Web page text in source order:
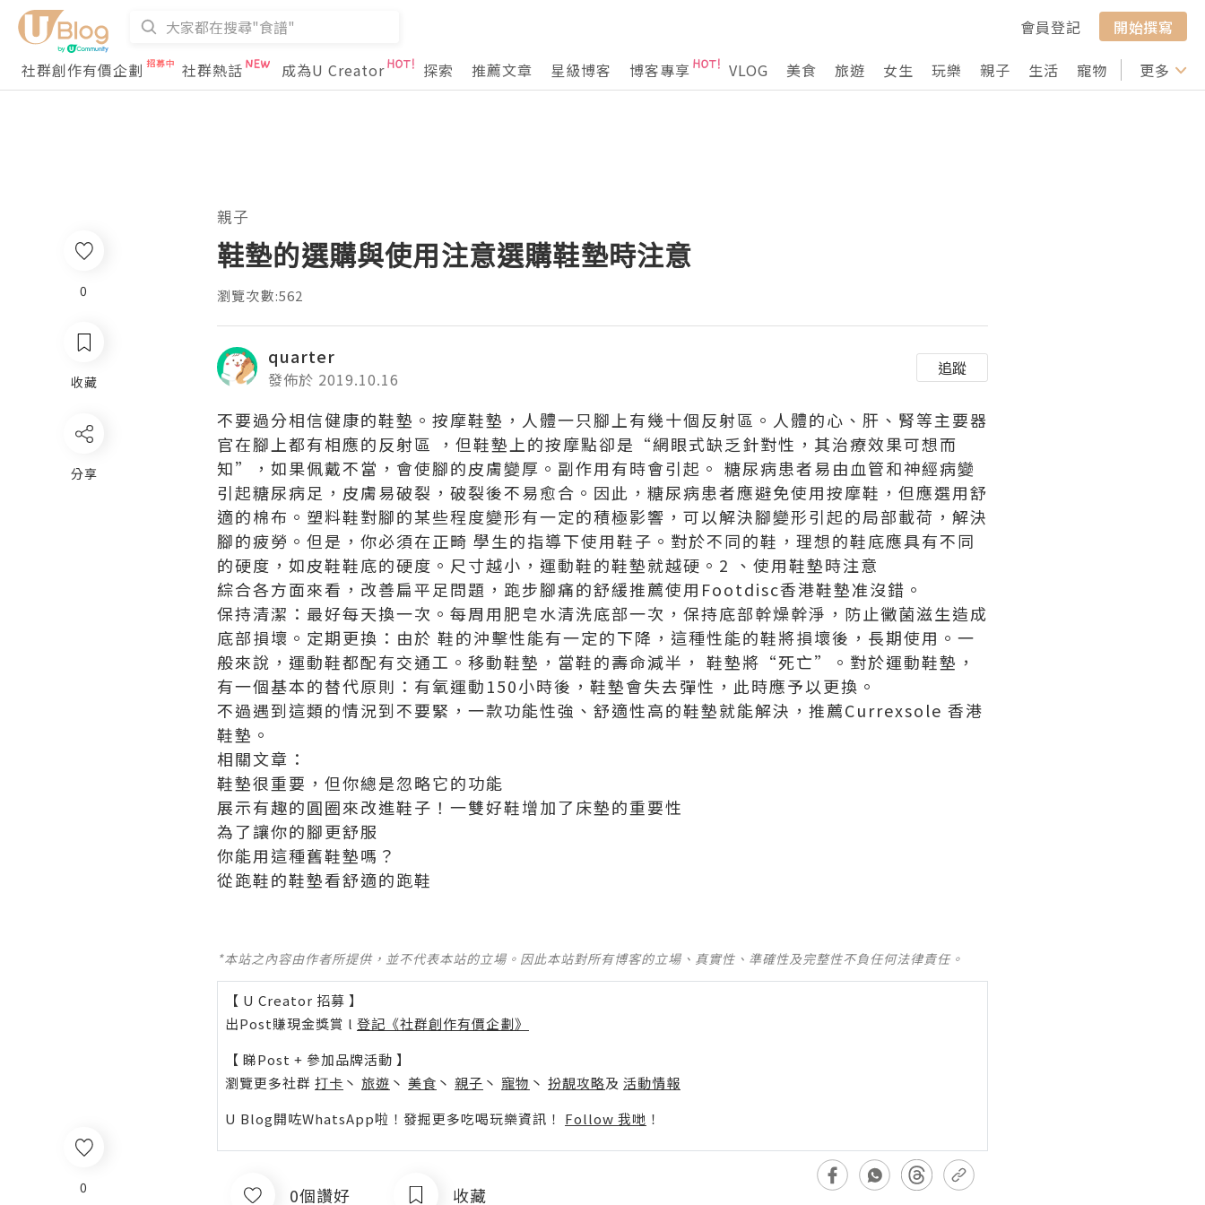
會員登記
開始撰寫
社群創作有價企劃
社群熱話 成為U Creator 探索 推薦文章 星級博客 博客專享 VLOG 美食 旅遊 女生 玩樂 親子 生活 寵物 行山 打卡
更多
0
親子
鞋墊的選購與使用注意選購鞋墊時注意
瀏覽次數:562
quarter
發佈於 2019.10.16
追蹤
不要過分相信健康的鞋墊。按摩鞋墊，人體一只腳上有幾十個反射區。人體的心、肝、腎等主要器
官在腳上都有相應的反射區 ，但鞋墊上的按摩點卻是“網眼式缺乏針對性，其治療效果可想而
知”，如果佩戴不當，會使腳的皮膚變厚。副作用有時會引起。 糖尿病患者易由血管和神經病變
引起糖尿病足，皮膚易破裂，破裂後不易愈合。因此，糖尿病患者應避免使用按摩鞋，但應選用舒
適的棉布。塑料鞋對腳的某些程度變形有一定的積極影響，可以解決腳變形引起的局部載荷，解決
腳的疲勞。但是，你必須在正畸 學生的指導下使用鞋子。對於不同的鞋，理想的鞋底應具有不同
的硬度，如皮鞋鞋底的硬度。尺寸越小，運動鞋的鞋墊就越硬。2 、使用鞋墊時注意
綜合各方面來看，改善扁平足問題， 跑步腳痛的舒緩推薦使用Footdisc香港鞋墊准沒錯。
保持清潔：最好每天換一次。每周用肥皂水清洗底部一次，保持底部幹燥幹淨，防止黴菌滋生造成
底部損壞。定期更換：由於 鞋的沖擊性能有一定的下降，這種性能的鞋將損壞後，長期使用。一
般來說，運動鞋都配有交通工。移動鞋墊，當鞋的壽命減半， 鞋墊將“死亡”。對於運動鞋墊，
有一個基本的替代原則：有氧運動150小時後，鞋墊會失去彈性，此時應予以更換。
不過遇到這類的情況到不要緊，一款功能性強、舒適性高的鞋墊就能解決，推薦Currexsole 香港
鞋墊。
相關文章：
鞋墊很重要，但你總是忽略它的功能
展示有趣的圓圈來改進鞋子！一雙好鞋增加了床墊的重要性
為了讓你的腳更舒服
你能用這種舊鞋墊嗎？
從跑鞋的鞋墊看舒適的跑鞋
*本站之內容由作者所提供，並不代表本站的立場。因此本站對所有博客的立場、真實性、準確性及完整性不負任何法律責任。
【 U Creator 招募 】
出Post賺現金獎賞 l 登記《社群創作有價企劃》
【 睇Post + 參加品牌活動 】
瀏覽更多社群 打卡 丶 旅遊 丶 美食 丶 親子 丶 寵物 丶 扮靚攻略及 活動情報
U Blog開咗WhatsApp啦！發掘更多吃喝玩樂資訊！ Follow 我哋 ！
0個讚好 收藏
0
收藏
分享